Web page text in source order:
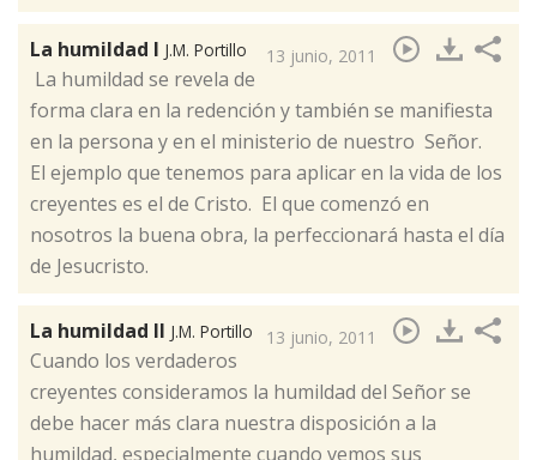
La humildad I J.M. Portillo 13 junio, 2011
La humildad se revela de
forma clara en la redención y también se manifiesta
en la persona y en el ministerio de nuestro Señor. ​
El ejemplo que tenemos para aplicar en la vida de los
creyentes es el de Cristo. El que comenzó en
nosotros la buena obra, la perfeccionará hasta el día
de Jesucristo.
La humildad II J.M. Portillo 13 junio, 2011
​Cuando los verdaderos
creyentes consideramos la humildad del Señor se
debe hacer más clara nuestra disposición a la
humildad, especialmente cuando vemos sus